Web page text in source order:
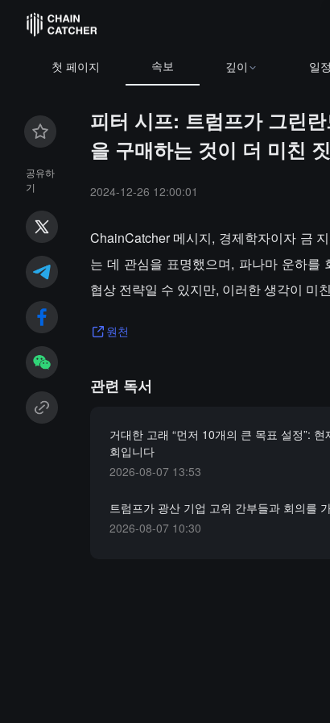
첫 페이지 속보 깊이 일
공유하
기
피터 시프: 트럼프가 그린
을 구매하는 것이 더 미친
2024-12-26 12:00:01
ChainCatcher 메시지, 경제학자이자 금
는 데 관심을 표명했으며, 파나마 운하를
협상 전략일 수 있지만, 이러한 생각이 미
원천
관련 독서
거대한 고래 “먼저 10개의 큰 목표 설정”:
회입니다
2026-08-07 13:53
트럼프가 광산 기업 고위 간부들과 회의를
2026-08-07 10:30